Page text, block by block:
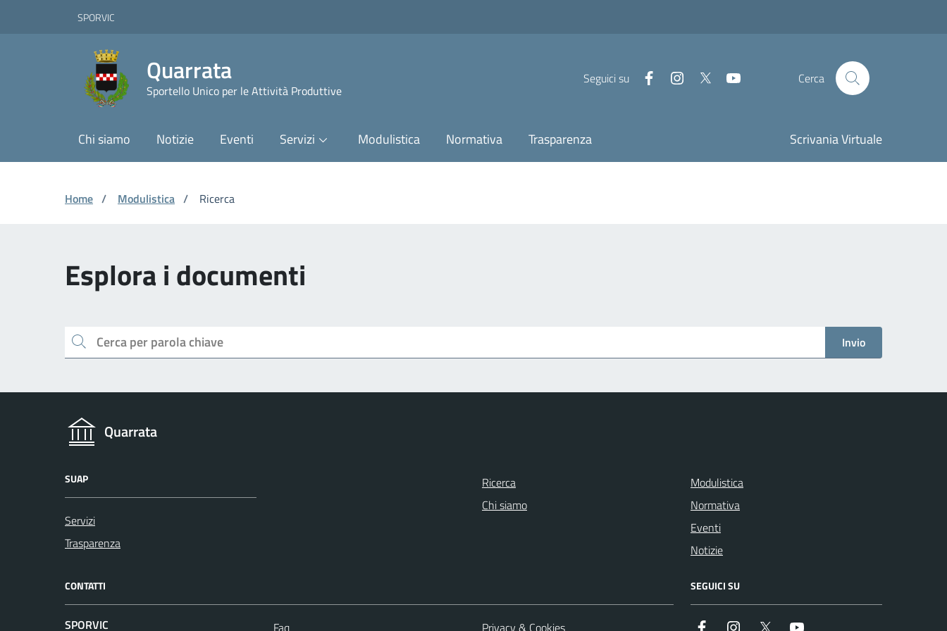
Skip to Main Content
SPORVIC
Quarrata
Sportello Unico per le Attività Produttive
Seguici su FacebookInstagram
Twitter Cerca
Chi siamo Notizie Eventi Servizi Modulistica Normativa Trasparenza Scrivania Virtuale
Home / Modulistica / Ricerca
Esplora i documenti
Cerca Invio
Quarrata
SUAP
Servizi
Trasparenza
Ricerca
Chi siamo
Modulistica
Normativa
Eventi
Notizie
CONTATTI
SPORVIC Faq Privacy & Cookies
SEGUICI SU
Facebook InstagramTwitter